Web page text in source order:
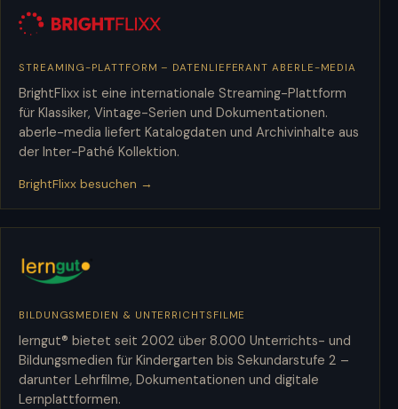
BrightFlixx
STREAMING-PLATTFORM – DATENLIEFERANT ABERLE-MEDIA
BrightFlixx ist eine internationale Streaming-Plattform
für Klassiker, Vintage-Serien und Dokumentationen.
aberle-media liefert Katalogdaten und Archivinhalte aus
der Inter-Pathé Kollektion.
BrightFlixx besuchen →
lerngut
BILDUNGSMEDIEN & UNTERRICHTSFILME
lerngut® bietet seit 2002 über 8.000 Unterrichts- und
Bildungsmedien für Kindergarten bis Sekundarstufe 2 –
darunter Lehrfilme, Dokumentationen und digitale
Lernplattformen.